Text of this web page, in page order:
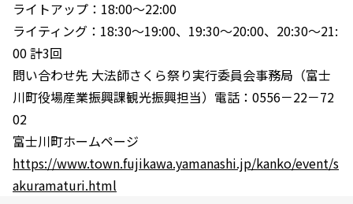
ライトアップ：18:00～22:00
ライティング：18:30～19:00、19:30～20:00、20:30～21:
00 計3回
問い合わせ先 大法師さくら祭り実行委員会事務局（富士
川町役場産業振興課観光振興担当）電話：0556－22－72
02
富士川町ホームページ
https://www.town.fujikawa.yamanashi.jp/kanko/event/s
akuramaturi.html